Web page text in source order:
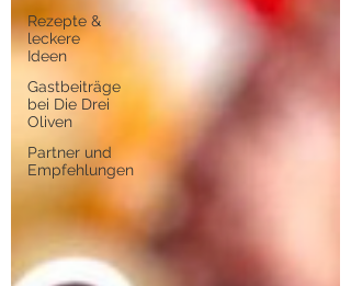
Rezepte &
leckere
Ideen
Gastbeiträge
bei Die Drei
Oliven
Partner und
Empfehlungen